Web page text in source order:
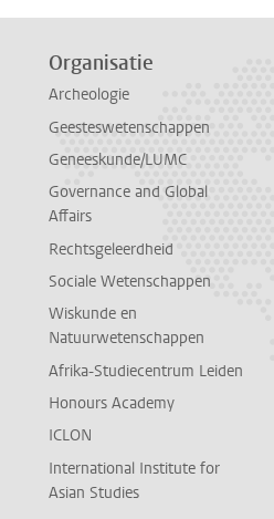
Organisatie
Archeologie
Geesteswetenschappen
Geneeskunde/LUMC
Governance and Global
Affairs
Rechtsgeleerdheid
Sociale Wetenschappen
Wiskunde en
Natuurwetenschappen
Afrika-Studiecentrum Leiden
Honours Academy
ICLON
International Institute for
Asian Studies